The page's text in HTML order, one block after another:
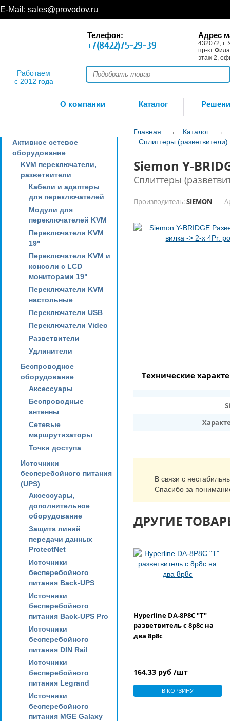
E-Mail: sales@provodov.ru
Работаем
с 2012 года
Телефон:
+7(8422)75-29-39
Адрес
432072, г.
пр-кт
этаж 2,
О компании Каталог
Активное сетевое
оборудование
KVM переключатели,
разветвители
Кабели и адаптеры
для переключателей
Модули для
переключателей KVM
Переключатели KVM
19"
Переключатели KVM и
консоли с LCD
мониторами 19"
Переключатели KVM
настольные
Переключатели USB
Переключатели Video
Разветвители
Удлинители
Беспроводное
оборудование
Аксессуары
Беспроводные
антенны
Сетевые
маршрутизаторы
Точки доступа
Источники
бесперебойного питания
(UPS)
Аксессуары,
дополнительное
оборудование
Защита линий
передачи данных
ProtectNet
Источники
бесперебойного
питания Back-UPS
Источники
бесперебойного
питания Back-UPS Pro
Источники
бесперебойного
питания DIN Rail
Источники
бесперебойного
питания Legrand
Источники
бесперебойного
питания MGE Galaxy
Главная → Каталог
→
Сплиттеры
Siemon Y-
Сплиттеры
Производитель:SIEMON
Технические
В связи с
Спасибо за
ДРУГИЕ
Hyperline DA-8P8C "T"
разветвитель с 8p8c на
два 8p8c
164.33 руб /шт
В КОРЗИНУ